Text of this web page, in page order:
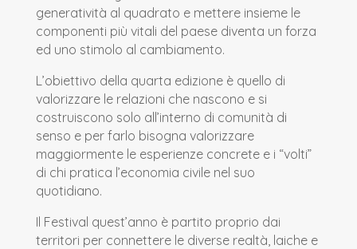
generatività al quadrato e mettere insieme le
componenti più vitali del paese diventa un forza
ed uno stimolo al cambiamento.
L’obiettivo della quarta edizione è quello di
valorizzare le relazioni che nascono e si
costruiscono solo all’interno di comunità di
senso e per farlo bisogna valorizzare
maggiormente le esperienze concrete e i “volti”
di chi pratica l’economia civile nel suo
quotidiano.
Il Festival quest’anno è partito proprio dai
territori per connettere le diverse realtà, laiche e